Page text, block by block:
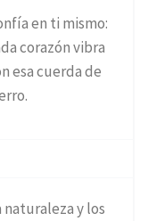
en ti mismo:
corazón vibra
esa cuerda de
naturaleza y los